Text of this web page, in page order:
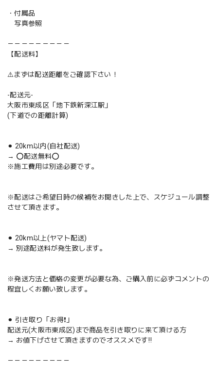
・付属品
写真参照
－－－－－－－－－
【配送料】
⚠️まずは配送距離をご確認下さい！
-配送元-
大阪市東成区「地下鉄新深江駅」
(下道での距離計算)
⚫︎ 20km以内(自社配送)
→ ⭕️配送無料⭕️
※施工費用は別途必要です。
※配送はご希望日時の候補をお聞きした上で、スケジュール調整
させて頂きます。
⚫︎ 20km以上(ヤマト配送)
→ 別途配送料が発生致します。
※発送方法と価格の変更が必要な為、ご購入前に必ずコメントの
程宜しくお願い致します。
⚫︎ 引き取り「お得❗️」
配送元(大阪市東成区)まで商品を引き取りに来て頂ける方
→ お値下げさせて頂きますのでオススメです‼️
－－－－－－－－－